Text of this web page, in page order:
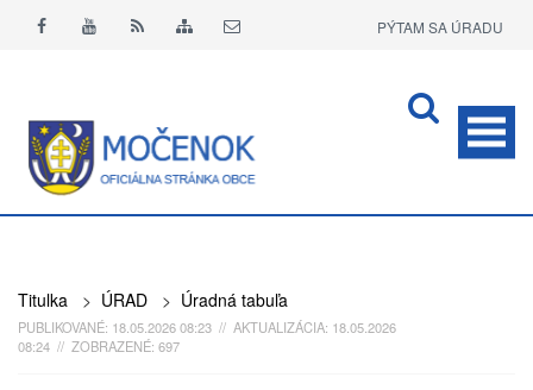
PÝTAM SA ÚRADU
Titulka > ÚRAD > Úradná tabuľa
PUBLIKOVANÉ: 18.05.2026 08:23 // AKTUALIZÁCIA: 18.05.2026
08:24 // ZOBRAZENÉ: 697